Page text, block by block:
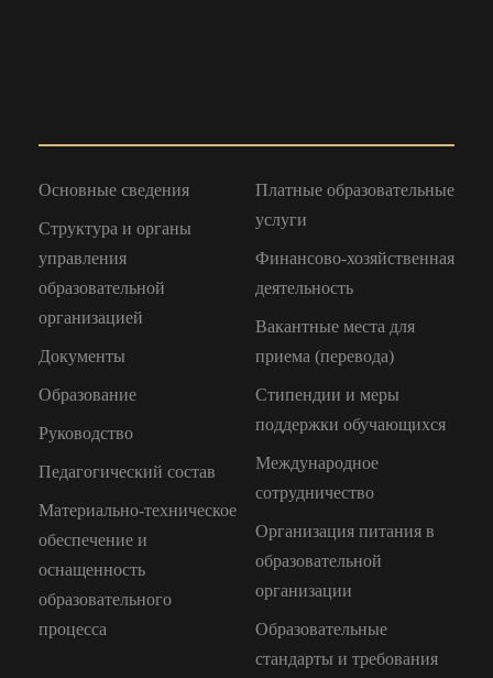
Основные сведения
Структура и органы
управления
образовательной
организацией
Документы
Образование
Руководство
Педагогический состав
Материально-техническое
обеспечение и
оснащенность
образовательного
процесса
Платные образовательные
услуги
Финансово-хозяйственная
деятельность
Вакантные места для
приема (перевода)
Стипендии и меры
поддержки обучающихся
Международное
сотрудничество
Организация питания в
образовательной
организации
Образовательные
стандарты и требования